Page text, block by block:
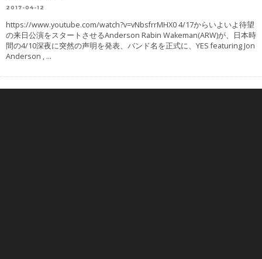
2017-04-12
https://www.youtube.com/watch?v=vNbsfrrMHX0 4/17からいよいよ待望
の来日公演をスタートさせるAnderson Rabin Wakeman(ARW)が、日本時
間の4/10深夜に突然の声明を発表、バンド名を正式に、YES featuring Jon
Anderson , ...